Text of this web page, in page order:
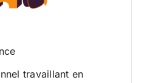
travaillant en